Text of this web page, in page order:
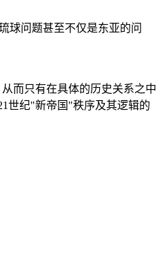
球问题甚至不仅是东亚的问
而只有在具体的历史关系之中
世纪"新帝国"秩序及其逻辑的